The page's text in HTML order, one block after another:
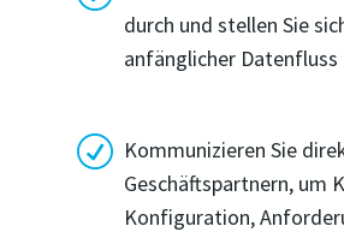
durch und stellen Sie
anfänglicher Datenfluss
R Kommunizieren Sie
Geschäftspartnern, um
Konfiguration,